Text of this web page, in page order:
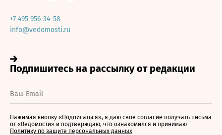
+7 495 956-34-58
info@vedomosti.ru
Нажимая кнопку «Подписаться», я даю свое согласие получать письма
от «Ведомости» и подтверждаю, что ознакомился и принимаю
Политику по защите персональных данных